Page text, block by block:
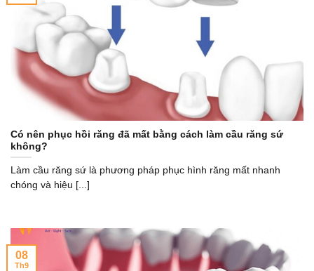
Có nên phục hồi răng đã mất bằng cách làm cầu răng sứ
không?
Làm cầu răng sứ là phương pháp phục hình răng mất nhanh
chóng và hiệu [...]
08
Th9